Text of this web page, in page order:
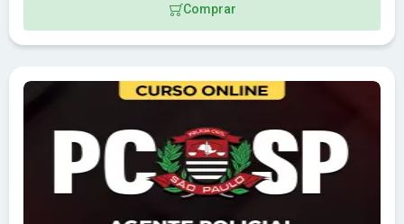
Comprar